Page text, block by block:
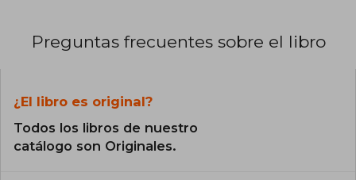
Preguntas frecuentes sobre el libro
¿El libro es original?
Todos los libros de nuestro
catálogo son Originales.